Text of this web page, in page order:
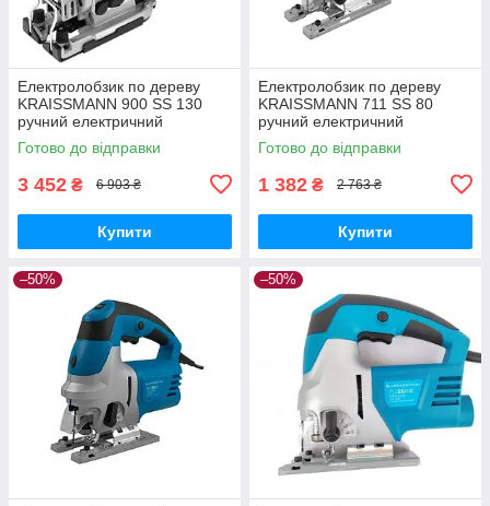
Електролобзик по дереву
KRAISSMANN 900 SS 130
ручний електричний
електролобзик
Готово до відправки
3 452 ₴ 6 903 ₴
Купити
Електролобзик по дереву
KRAISSMANN 711 SS 80
ручний електричний
електролобзик
Готово до відправки
1 382 ₴ 2 763 ₴
Купити
–50% –50%